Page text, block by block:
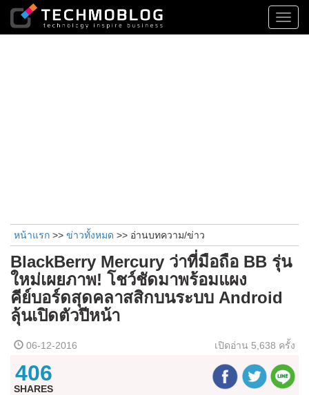
หน้าแรก >> ข่าวทั้งหมด >> อ่านบทความ/ข่าว
BlackBerry Mercury ว่าที่มือถือ BB รุ่น
ใหม่เผยภาพ! โชว์ชัดมาพร้อมแผง
คีย์บอร์ดสุดคลาสสิกบนระบบ Android
ลุ้นเปิดตัวปีหน้า
06-12-2016 เปิดอ่าน 5,638 ครั้ง
406
SHARES